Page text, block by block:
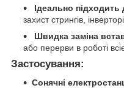
Ідеально
захист стрингів,
Швидка заміна
або перерви в роботі
Застосування:
Сонячні